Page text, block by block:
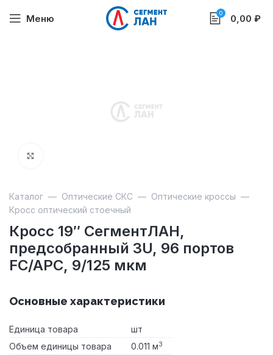
Меню 0 0,00 ₽
Каталог — Оптические СКС — Оптические кроссы —
Кросс оптический стоечный
Кросс 19″ СегментЛАН,
предсобранный 3U, 96 портов
FC/APC, 9/125 мкм
Основные характеристики
Единица товара
шт
Объем единицы товара
0.011 м3